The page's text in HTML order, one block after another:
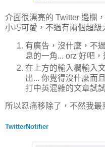
介面很漂亮的 Twitter 邊欄
小巧可愛，不過有兩個超級
有廣告，沒什麼，不
息的一角... orz 好吧
在上方的輸入欄輸入
出... 你覺得沒什麼而
打中英混雜的文章試
所以忍痛移除了，不然我最
TwitterNotifier